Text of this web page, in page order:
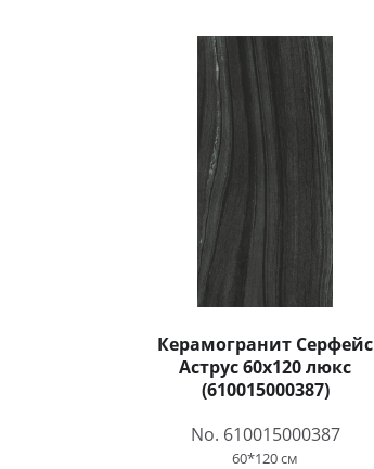
Керамогранит Серфейс
Аструс 60x120 люкс
(610015000387)
No. 610015000387
60*120 см